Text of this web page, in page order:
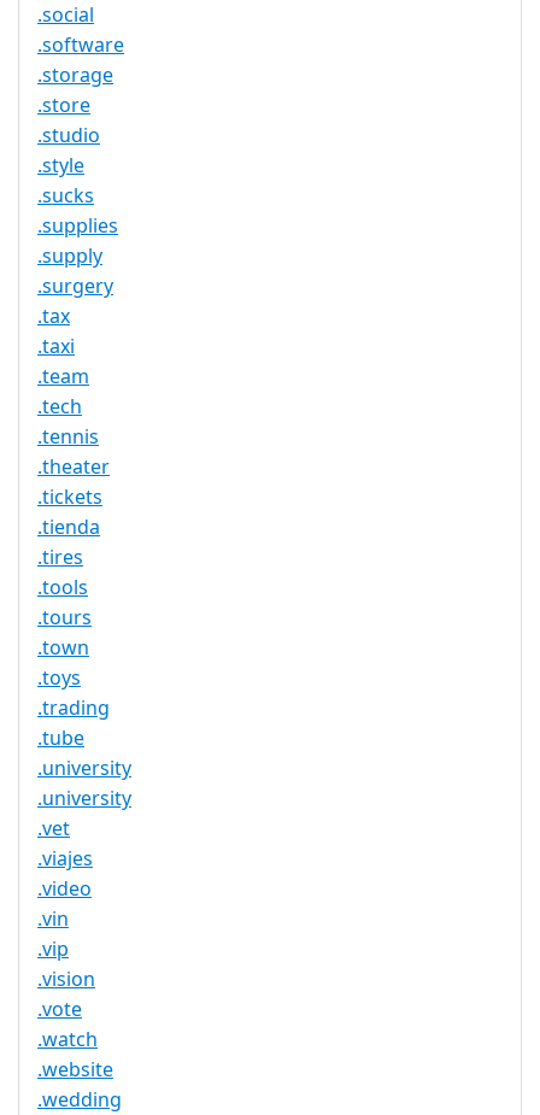
.social
.software
.storage
.store
.studio
.style
.sucks
.supplies
.supply
.surgery
.tax
.taxi
.team
.tech
.tennis
.theater
.tickets
.tienda
.tires
.tools
.tours
.town
.toys
.trading
.tube
.university
.university
.vet
.viajes
.video
.vin
.vip
.vision
.vote
.watch
.website
.wedding